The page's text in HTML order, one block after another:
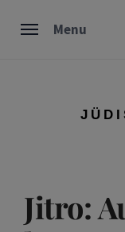
Menu
Jitro: